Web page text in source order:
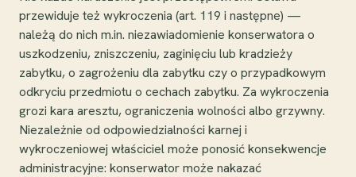
przewiduje też wykroczenia (art. 119 i następne) —
należą do nich m.in. niezawiadomienie konserwatora o
uszkodzeniu, zniszczeniu, zaginięciu lub kradzieży
zabytku, o zagrożeniu dla zabytku czy o przypadkowym
odkryciu przedmiotu o cechach zabytku. Za wykroczenia
grozi kara aresztu, ograniczenia wolności albo grzywny.
Niezależnie od odpowiedzialności karnej i
wykroczeniowej właściciel może ponosić konsekwencje
administracyjne: konserwator może nakazać